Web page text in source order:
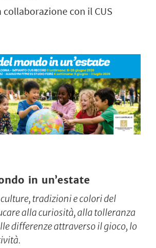
con il CUS
in un’estate
tradizioni e colori del
alla curiosità, alla tolleranza
differenze attraverso il gioco, lo